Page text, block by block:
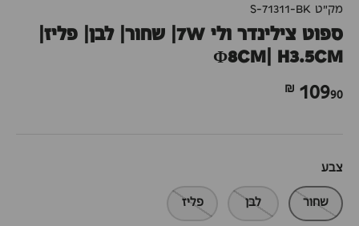
מק"ט S-71311-BK
ספוט צילינדר ולי 7W| שחור| לבן| פליז|
Φ8CM| H3.5CM
10990 ₪
צבע
שחור לבן פליז